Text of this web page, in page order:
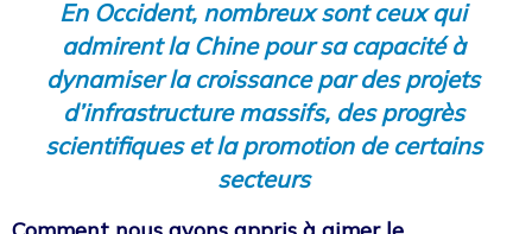
En Occident, nombreux sont ceux qui
admirent la Chine pour sa capacité à
dynamiser la croissance par des projets
d’infrastructure massifs, des progrès
scientifiques et la promotion de certains
secteurs